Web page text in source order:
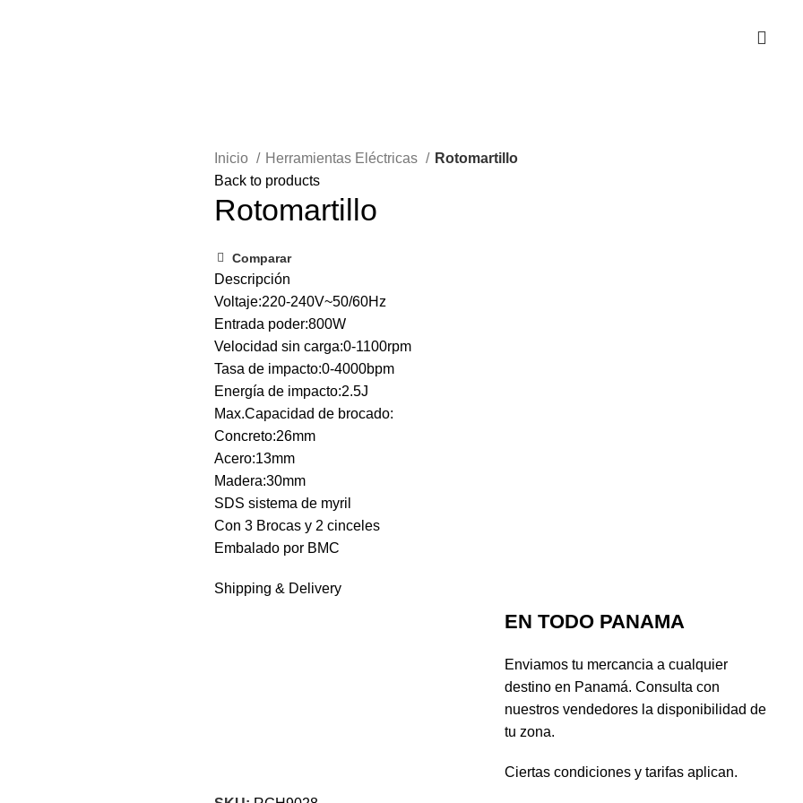
Inicio Herramientas Eléctricas
Rotomartillo
Back to products
Rotomartillo
Comparar
Descripción
Voltaje:220-240V~50/60Hz
Entrada poder:800W
Velocidad sin carga:0-1100rpm
Tasa de impacto:0-4000bpm
Energía de impacto:2.5J
Max.Capacidad de brocado:
Concreto:26mm
Acero:13mm
Madera:30mm
SDS sistema de myril
Con 3 Brocas y 2 cinceles
Embalado por BMC
Shipping & Delivery
EN TODO PANAMA
Enviamos tu mercancia a cualquier
destino en Panamá. Consulta con
nuestros vendedores la disponibilidad de
tu zona.
Ciertas condiciones y tarifas aplican.